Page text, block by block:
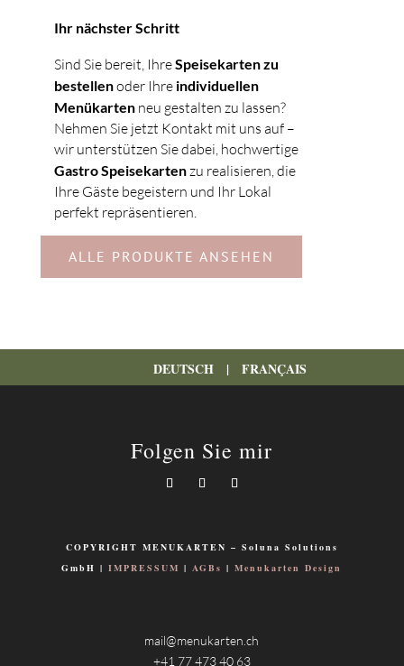
Ihr nächster Schritt
Sind Sie bereit, IhreSpeisekarten zu
bestellenoder Ihre individuellen
Menükarten neu gestalten zu lassen?
Nehmen Sie jetzt Kontakt mit uns auf –
wir unterstützen Sie dabei, hochwertige
Gastro Speisekartenzu realisieren, die
Ihre Gäste begeistern und Ihr Lokal
perfekt repräsentieren.
ALLE PRODUKTE ANSEHEN
DEUTSCH| FRANÇAIS
Folgen Sie mir
COPYRIGHT MENUKARTEN – Soluna Solutions
GmbH |IMPRESSUM | AGBs |Menukarten Design
mail@menukarten.ch
+41 77 473 40 63